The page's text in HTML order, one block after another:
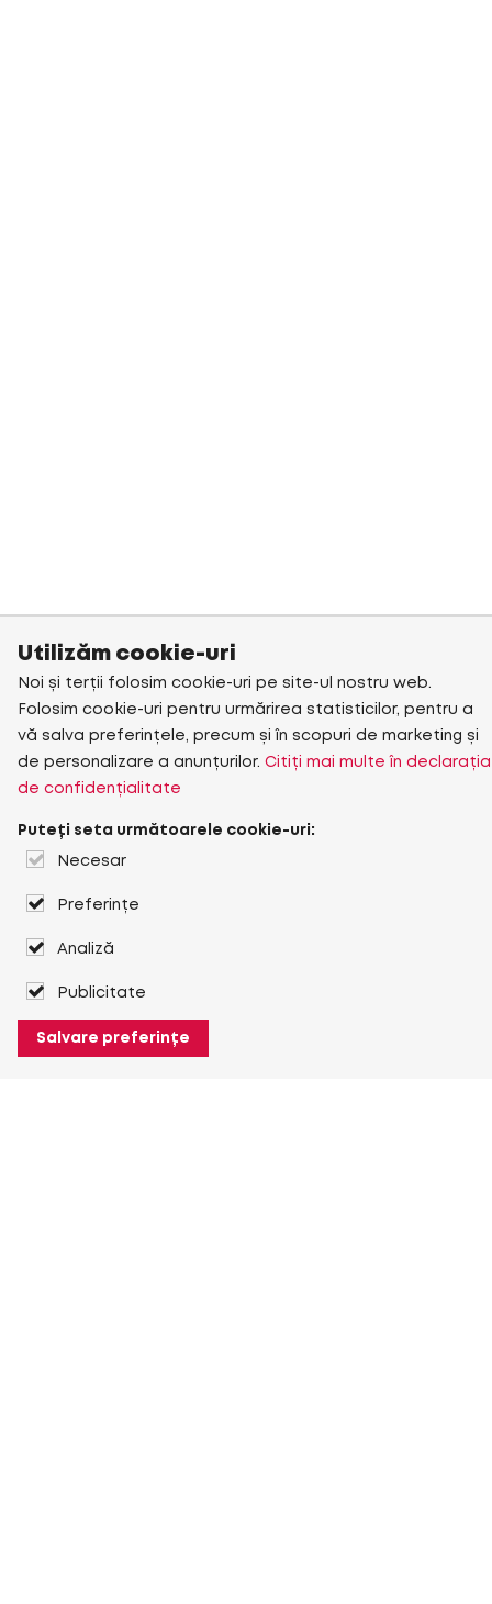
Utilizăm cookie-uri
Noi și terții folosim cookie-uri pe site-ul nostru web.
Folosim cookie-uri pentru urmărirea statisticilor, pentru a
vă salva preferințele, precum și în scopuri de marketing și
de personalizare a anunțurilor. Citiți mai multe în declarația
de confidențialitate
Puteți seta următoarele cookie-uri:
Necesar
Preferințe
Analiză
Publicitate
Salvare preferințe